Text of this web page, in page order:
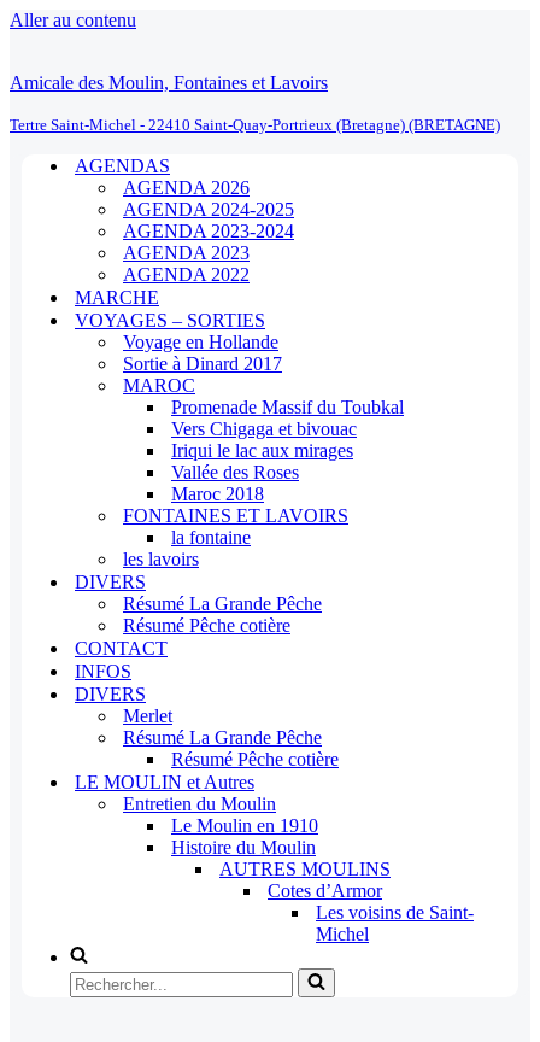
Aller au contenu
Amicale des Moulin, Fontaines et Lavoirs
Tertre Saint-Michel - 22410 Saint-Quay-Portrieux (Bretagne) (BRETAGNE)
AGENDAS
AGENDA 2026
AGENDA 2024-2025
AGENDA 2023-2024
AGENDA 2023
AGENDA 2022
MARCHE
VOYAGES – SORTIES
Voyage en Hollande
Sortie à Dinard 2017
MAROC
Promenade Massif du Toubkal
Vers Chigaga et bivouac
Iriqui le lac aux mirages
Vallée des Roses
Maroc 2018
FONTAINES ET LAVOIRS
la fontaine
les lavoirs
DIVERS
Résumé La Grande Pêche
Résumé Pêche cotière
CONTACT
INFOS
DIVERS
Merlet
Résumé La Grande Pêche
Résumé Pêche cotière
LE MOULIN et Autres
Entretien du Moulin
Le Moulin en 1910
Histoire du Moulin
AUTRES MOULINS
Cotes d’Armor
Les voisins de Saint-
Michel
Rechercher...